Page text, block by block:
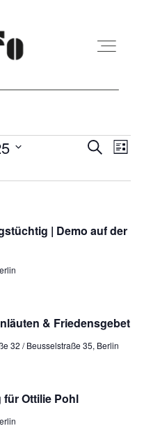
SucheListe
| Demo auf der
& Friedensgebet
32 / Beusselstraße 35, Berlin
Ottilie Pohl